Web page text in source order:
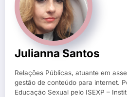
Julianna Santos
Relações Públicas, atuante em
gestão de conteúdo para internet.
Educação Sexual pelo ISEXP –